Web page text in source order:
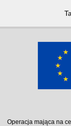
: Undefined
Notice: Undefined
Operacja mająca na